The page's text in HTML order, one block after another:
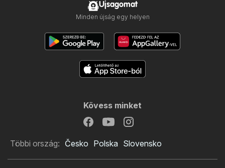
Ujsagomat
Minden újság egy helyen
Kövess minket
Többi ország: Česko Polska Slovensko